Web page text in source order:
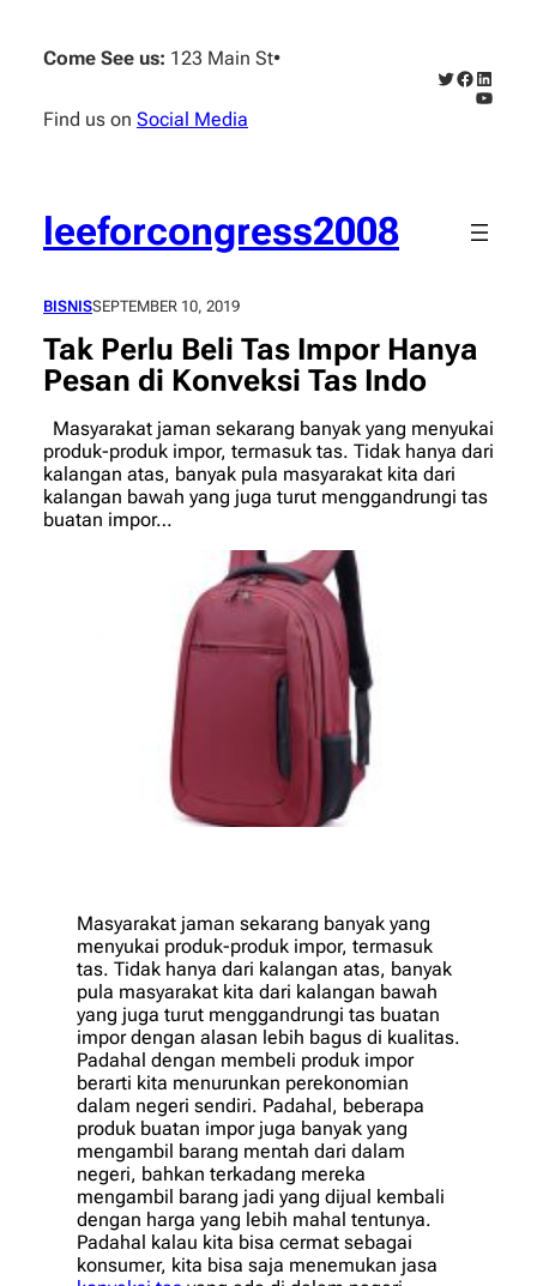
content
Come See us: 123 Main St•
Find us on Social Media
Twitter
Facebook
leeforcongress2008
BISNISSEPTEMBER 10, 2019
Tak Perlu Beli Tas Impor Hanya
Pesan di Konveksi Tas Indo
Masyarakat jaman sekarang banyak yang menyukai
produk-produk impor, termasuk tas. Tidak hanya dari
kalangan atas, banyak pula masyarakat kita dari
kalangan bawah yang juga turut menggandrungi tas
buatan impor…
Masyarakat jaman sekarang banyak yang
menyukai produk-produk impor, termasuk
tas. Tidak hanya dari kalangan atas, banyak
pula masyarakat kita dari kalangan bawah
yang juga turut menggandrungi tas buatan
impor dengan alasan lebih bagus di kualitas.
Padahal dengan membeli produk impor
berarti kita menurunkan perekonomian
dalam negeri sendiri. Padahal, beberapa
produk buatan impor juga banyak yang
mengambil barang mentah dari dalam
negeri, bahkan terkadang mereka
mengambil barang jadi yang dijual kembali
dengan harga yang lebih mahal tentunya.
Padahal kalau kita bisa cermat sebagai
konsumer, kita bisa saja menemukan jasa